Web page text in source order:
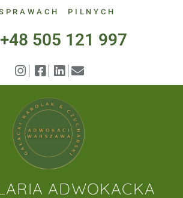
PILNYCH
+48 505 121 997
ADWOKACKA